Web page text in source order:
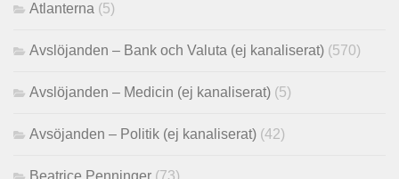
Atlanterna (5)
Avslöjanden – Bank och Valuta (ej kanaliserat) (570)
Avslöjanden – Medicin (ej kanaliserat) (5)
Avsöjanden – Politik (ej kanaliserat) (42)
Beatrice Penninger (73)